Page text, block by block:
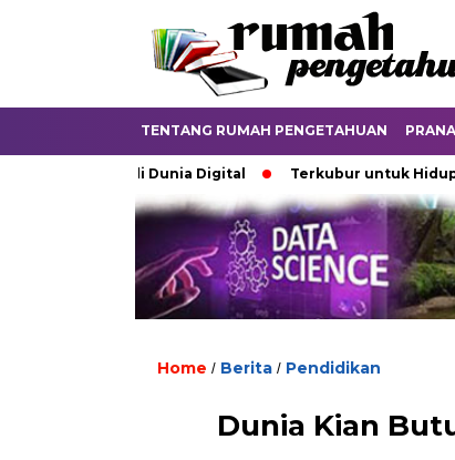
TENTANG RUMAH PENGETAHUAN
di Dunia Digital Terkubur untuk Hidup
Home / Berita / Pendidikan
Dunia Kian